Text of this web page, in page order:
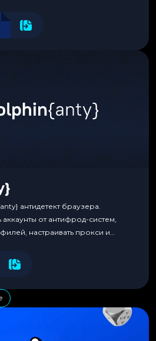
финансами.
антидетект браузера.
от антифрод-систем,
настраивать прокси и